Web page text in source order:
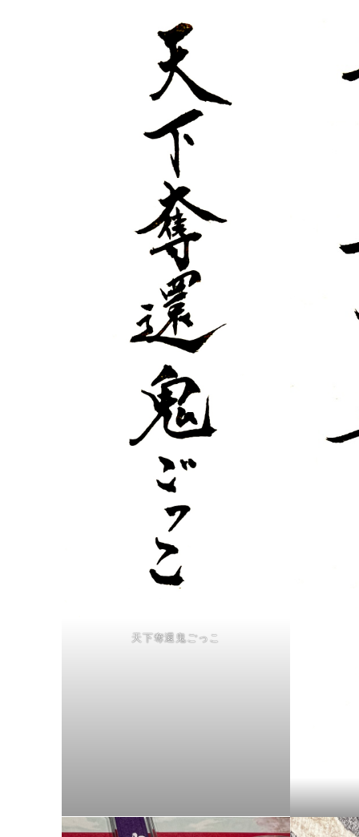
天下奪還鬼ごっこ